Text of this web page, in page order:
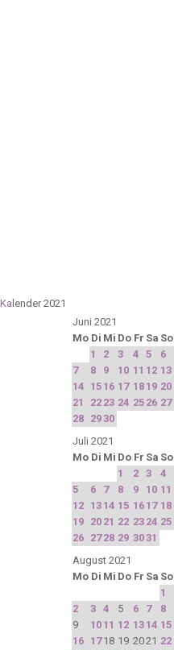
Ka lender 2021
Juni 2021
Mo Di Mi Do Fr Sa So
1
2 3 4 5
6
7
8 9 10 11 12 13
14 15 16 17 18 19 20
21
22 23 24 25 26 27
28 2930
Juli 2021
Mo Di Mi Do Fr Sa So
1
2 3
4
5
6 7 8 9 10 11
12 13 14 15 16 17 18
19 20 21 22 23 24 25
26 27 28 29 3031
August 2021
Mo Di Mi Do Fr Sa So
1
2
3 4 5 6 7
8
9
10 11 12 13 14 15
16 17 18 19 2021 22